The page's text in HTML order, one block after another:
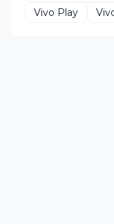
Vivo Play